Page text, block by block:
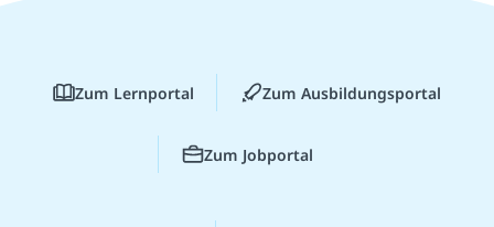
Zum Lernportal Zum Ausbildungsportal
Zum Jobportal